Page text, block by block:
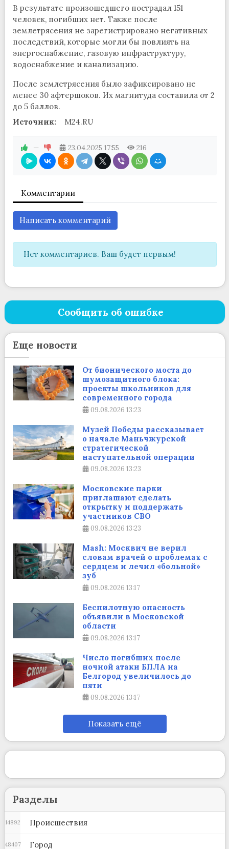
В результате произошедшего пострадал 151
человек, погибших нет. Также после
землетрясения не зарегистрировано негативных
последствий, которые могли бы повлиять на
энергоснабжение, газовую инфраструктуру,
водоснабжение и канализацию.
После землетрясения было зафиксировано не
менее 30 афтершоков. Их магнитуда составила от 2
до 5 баллов.
Источник:
M24.RU
— 23.04.2025 17:55 216
Комментарии
Написать комментарий
Нет комментариев. Ваш будет первым!
Сообщить об ошибке
Еще новости
От бионического моста до
шумозащитного блока:
проекты школьников для
современного города
09.08.2026 13:23
Музей Победы рассказывает
о начале Маньчжурской
стратегической
наступательной операции
09.08.2026 13:23
Московские парки
приглашают сделать
открытку и поддержать
участников СВО
09.08.2026 13:23
Mash: Москвич не верил
словам врачей о проблемах с
сердцем и лечил «больной»
зуб
09.08.2026 13:17
Беспилотную опасность
объявили в Московской
области
09.08.2026 13:17
Число погибших после
ночной атаки БПЛА на
Белгород увеличилось до
пяти
09.08.2026 13:17
Показать ещё
Разделы
Происшествия
14892
Город
48407